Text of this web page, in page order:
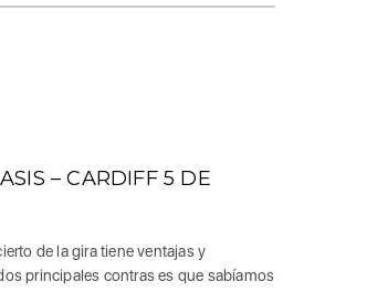
– CARDIFF 5 DE
de la gira tiene ventajas y
principales contras es que sabíamos